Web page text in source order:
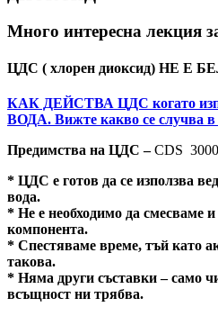
Много интересна
ЦДС ( хлорен диоксид) НЕ Е
КАК ДЕЙСТВА ЦДС когато
ВОДА. Вижте какво се случва в
Предимства на ЦДС –CDS
* ЦДС е готов да се използва
вода.
* Не е необходимо да смесваме
компонента.
* Спестяваме време, тъй като
такова.
* Няма други съставки – само
всъщност ни трябва.